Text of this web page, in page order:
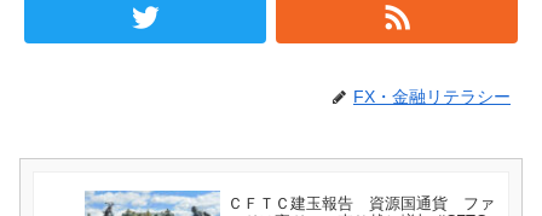
FX・金融リテラシー
ＣＦＴＣ建玉報告 資源国通貨 ファ